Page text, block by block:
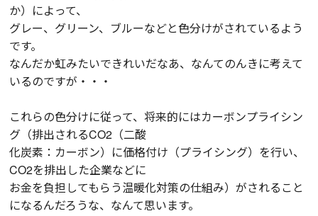
か）によって、
グレー、グリーン、ブルーなどと色分けがされているよう
です。
なんだか虹みたいできれいだなあ、なんてのんきに考えて
いるのですが・・・
これらの色分けに従って、将来的にはカーボンプライシン
グ（排出されるCO2（二酸
化炭素：カーボン）に価格付け（プライシング）を行い、
CO2を排出した企業などに
お金を負担してもらう温暖化対策の仕組み）がされること
になるんだろうな、なんて思います。